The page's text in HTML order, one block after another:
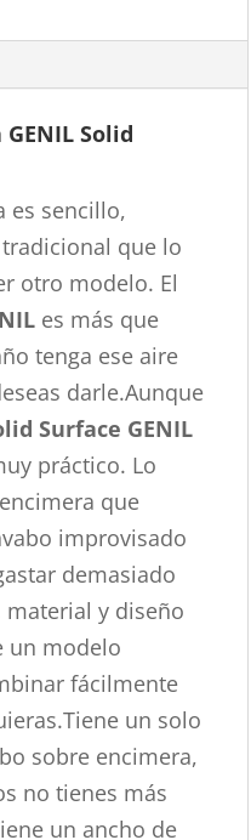
Solid
es sencillo,
que lo
otro modelo. El
es más que
tenga ese aire
darle.Aunque
Surface GENIL
práctico. Lo
que
improvisado
demasiado
y diseño
un modelo
fácilmente
un solo
sobre encimera,
no tienes más
un ancho de